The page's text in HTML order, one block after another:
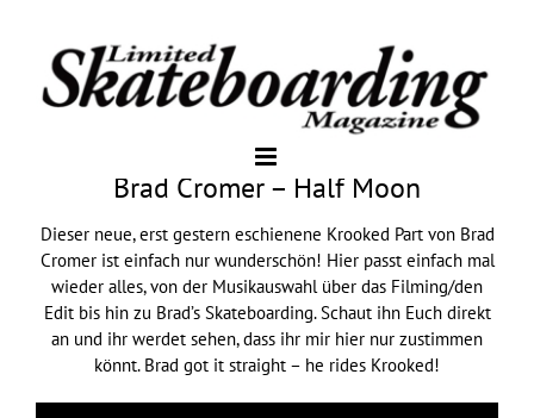
Brad Cromer – Half Moon
Dieser neue, erst gestern eschienene Krooked Part von Brad
Cromer ist einfach nur wunderschön! Hier passt einfach mal
wieder alles, von der Musikauswahl über das Filming/den
Edit bis hin zu Brad’s Skateboarding. Schaut ihn Euch direkt
an und ihr werdet sehen, dass ihr mir hier nur zustimmen
könnt. Brad got it straight – he rides Krooked!